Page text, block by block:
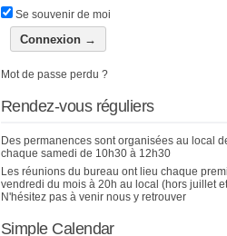
Se souvenir de moi
Mot de passe perdu ?
Rendez-vous réguliers
Des permanences sont organisées au local
chaque samedi de 10h30 à 12h30
Les réunions du bureau ont lieu chaque
vendredi du mois à 20h au local (hors juillet
N'hésitez pas à venir nous y retrouver
Simple Calendar